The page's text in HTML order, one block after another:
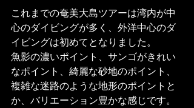
これまでの奄美大島ツアーは湾内が中
心のダイビングが多く、外洋中心のダ
イビングは初めてとなりました。
魚影の濃いポイント、サンゴがきれい
なポイント、綺麗な砂地のポイント、
複雑な迷路のような地形のポイントと
か、バリエーション豊かな感じです。